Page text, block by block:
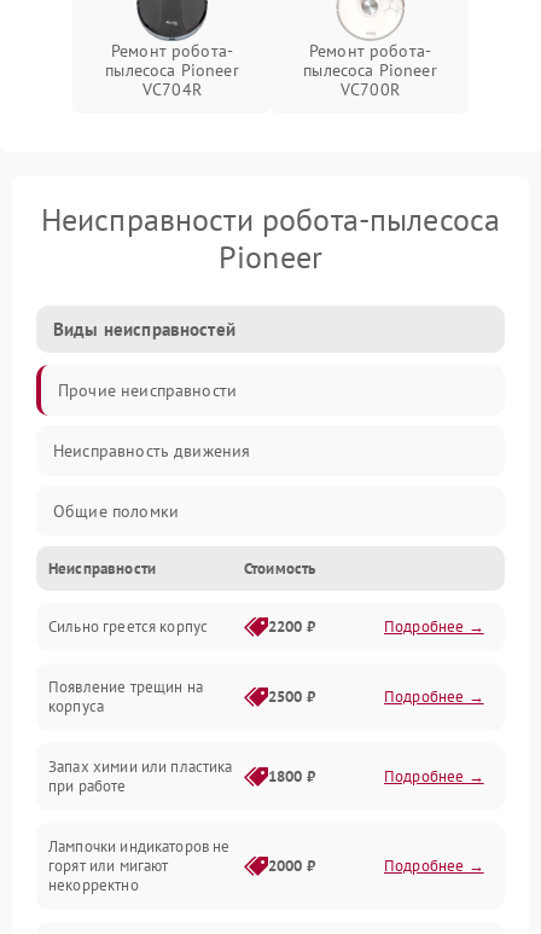
Ремонт робота-
пылесоса Pioneer
VC704R
Ремонт робота-
пылесоса Pioneer
VC700R
Неисправности робота-пылесоса
Pioneer
Виды неисправностей
Прочие неисправности
Неисправность движения
Общие поломки
Неисправность датчиков
Неисправность программного обеспечения
Проблемы с сигналом
Батарея
Неисправности Стоимость
Сильно греется корпус 2200 ₽ Подробнее →
Появление трещин на
корпуса
2500 ₽ Подробнее →
Запах химии или пластика
при работе
1800 ₽ Подробнее →
Лампочки индикаторов не
горят или мигают
некорректно
2000 ₽ Подробнее →